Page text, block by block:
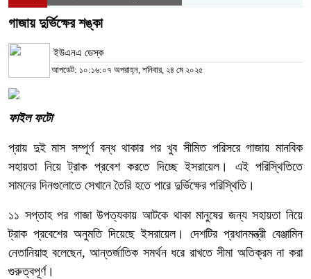
গাজায় দুর্ভিক্ষের শঙ্কা
ইউএনএ ডেস্ক
আপডেট: ১০:১৬:০৭ অপরাহ্ন, শনিবার, ২৪ মে ২০২৫
ফাইল ফটো
প্রায় দুই মাস সম্পূর্ণ বন্ধ থাকার পর খুব সীমিত পরিসরে গাজায় মানবিক
সহায়তা নিয়ে ট্রাক প্রবেশ করতে দিচ্ছে ইসরায়েল। এই পরিস্থিতিতে
সামনের দিনগুলোতে সেখানে তৈরি হতে পারে দুর্ভিক্ষের পরিস্থিতি।
১১ সপ্তাহ পর গাজা উপত্যকায় আটকে থাকা মানুষের জন্য সহায়তা নিয়ে
ট্রাক প্রবেশের অনুমতি দিয়েছে ইসরায়েল। দেশটির প্রধানমন্ত্রী বেঞ্জামিন
নেতানিয়াহু বলেছেন, আন্তর্জাতিক সমর্থন ধরে রাখতে সীমা অতিক্রম না করা
গুরুত্বপূর্ণ।